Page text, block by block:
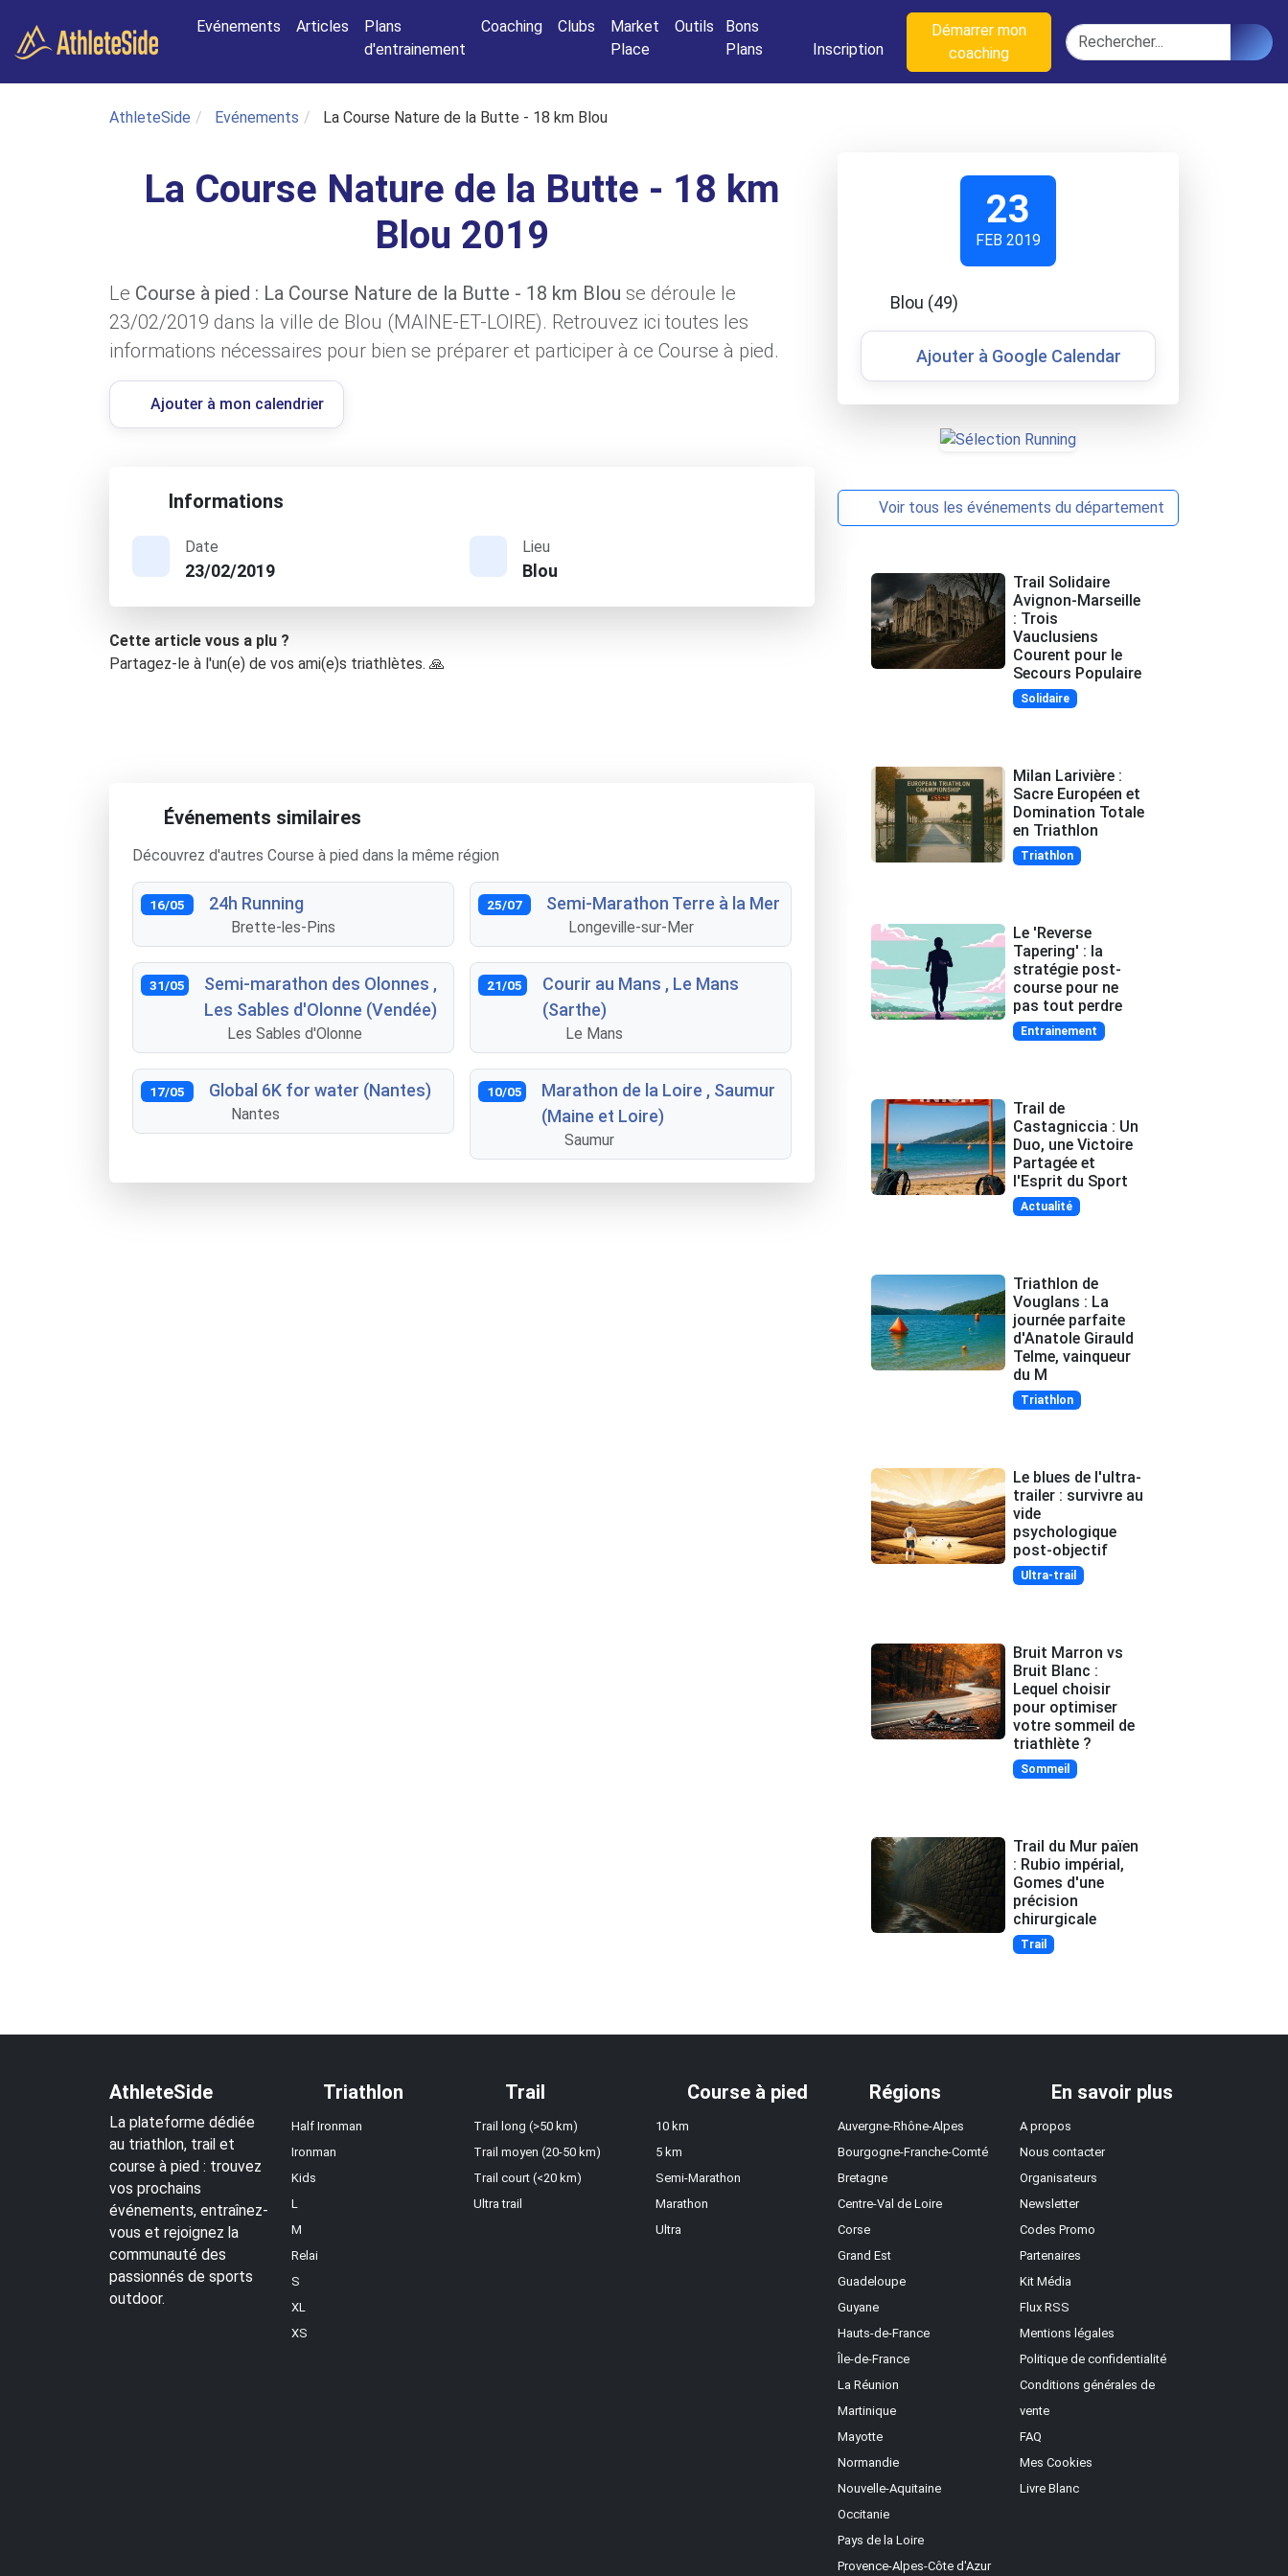
Evénements
Articles
Plans
d'entrainement
Coaching Clubs
Market
Place
Outils
Bons
Plans
Inscription
Démarrer mon
coaching
Rechercher
AthleteSide Evénements La Course Nature de la Butte - 18 km Blou
La Course Nature de la Butte - 18 km
Blou 2019
Le Course à pied : La Course Nature de la Butte - 18 km Blou se déroule le
23/02/2019 dans la ville de Blou (MAINE-ET-LOIRE). Retrouvez ici toutes les
informations nécessaires pour bien se préparer et participer à ce Course à pied.
Ajouter à mon calendrier
Informations
Date
23/02/2019
Lieu
Blou
Cette article vous a plu ?
Partagez-le à l'un(e) de vos ami(e)s triathlètes. 🙏
Événements similaires
Découvrez d'autres Course à pied dans la même région
16/05 24h Running
Brette-les-Pins
25/07 Semi-Marathon Terre à la Mer
Longeville-sur-Mer
31/05
Semi-marathon des Olonnes ,
Les Sables d'Olonne (Vendée)
Les Sables d'Olonne
21/05
Courir au Mans , Le Mans
(Sarthe)
Le Mans
17/05 Global 6K for water (Nantes)
Nantes
10/05
Marathon de la Loire , Saumur
(Maine et Loire)
Saumur
23
FEB 2019
Blou (49)
Ajouter à Google Calendar
Voir tous les événements du département
Trail Solidaire
Avignon-Marseille
: Trois
Vauclusiens
Courent pour le
Secours Populaire
Solidaire
Milan Larivière :
Sacre Européen et
Domination Totale
en Triathlon
Triathlon
Le 'Reverse
Tapering' : la
stratégie post-
course pour ne
pas tout perdre
Entrainement
Trail de
Castagniccia : Un
Duo, une Victoire
Partagée et
l'Esprit du Sport
Actualité
Triathlon de
Vouglans : La
journée parfaite
d'Anatole Girauld
Telme, vainqueur
du M
Triathlon
Le blues de l'ultra-
trailer : survivre au
vide
psychologique
post-objectif
Ultra-trail
Bruit Marron vs
Bruit Blanc :
Lequel choisir
pour optimiser
votre sommeil de
triathlète ?
Sommeil
Trail du Mur païen
: Rubio impérial,
Gomes d'une
précision
chirurgicale
Trail
AthleteSide
La plateforme dédiée
au triathlon, trail et
course à pied : trouvez
vos prochains
événements, entraînez-
vous et rejoignez la
communauté des
passionnés de sports
outdoor.
Triathlon
Half Ironman
Ironman
Kids
L
M
Relai
S
XL
XS
Trail
Trail long (>50 km)
Trail moyen (20-50 km)
Trail court (<20 km)
Ultra trail
Course à pied
10 km
5 km
Semi-Marathon
Marathon
Ultra
Régions
Auvergne-Rhône-Alpes
Bourgogne-Franche-Comté
Bretagne
Centre-Val de Loire
Corse
Grand Est
Guadeloupe
Guyane
Hauts-de-France
Île-de-France
La Réunion
Martinique
Mayotte
Normandie
Nouvelle-Aquitaine
Occitanie
Pays de la Loire
Provence-Alpes-Côte d'Azur
En savoir plus
A propos
Nous contacter
Organisateurs
Newsletter
Codes Promo
Partenaires
Kit Média
Flux RSS
Mentions légales
Politique de confidentialité
Conditions générales de
vente
FAQ
Mes Cookies
Livre Blanc